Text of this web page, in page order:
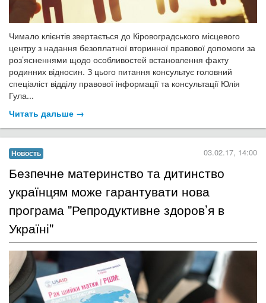
Чимало клієнтів звертається до Кіровоградського місцевого
центру з надання безоплатної вторинної правової допомоги за
роз’ясненнями щодо особливостей встановлення факту
родинних відносин. З цього питання консультує головний
спеціаліст відділу правової інформації та консультації Юлія
Гула...
Читать дальше →
Новость 03.02.17, 14:00
Безпечне материнство та дитинство
українцям може гарантувати нова
програма "Репродуктивне здоров’я в
Україні"